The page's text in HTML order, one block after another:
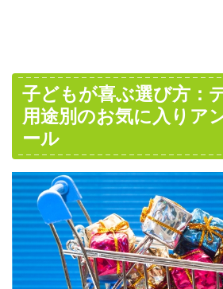
子どもが喜ぶ選び方：
用途別のお気に入りア
ール